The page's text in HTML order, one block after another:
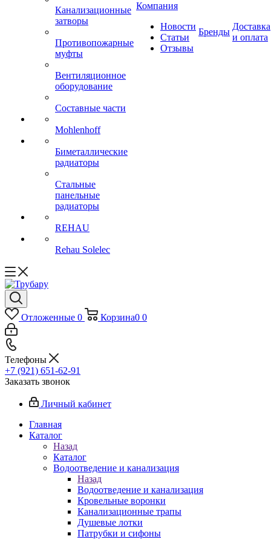
Канализационные
затворы
Противопожарные
муфты
Вентиляционное
оборудование
Составные части
Mohlenhoff
Биметаллические
радиаторы
Стальные
панельные
радиаторы
REHAU
Rehau Solelec
Компания
Новости
Статьи
Отзывы
Бренды
Доставка
и оплата
Отложенные 0 Корзина0 0
Телефоны
+7 (921) 651-62-91
Заказать звонок
Личный кабинет
Главная
Каталог
Назад
Каталог
Водоотведение и канализация
Назад
Водоотведение и канализация
Кровельные воронки
Канализационные трапы
Душевые лотки
Патрубки и сифоны